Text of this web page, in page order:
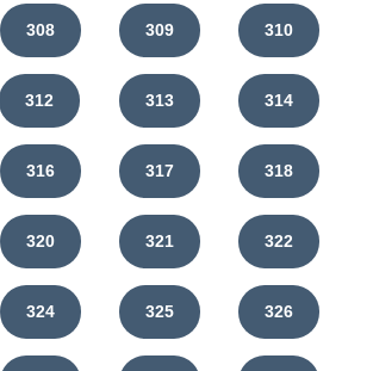
308 309 310
312 313 314
316 317 318
320 321 322
324 325 326